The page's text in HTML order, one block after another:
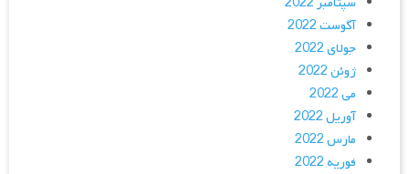
آگوست 2022
جولای 2022
ژوئن 2022
می 2022
آوریل 2022
مارس 2022
فوریه 2022